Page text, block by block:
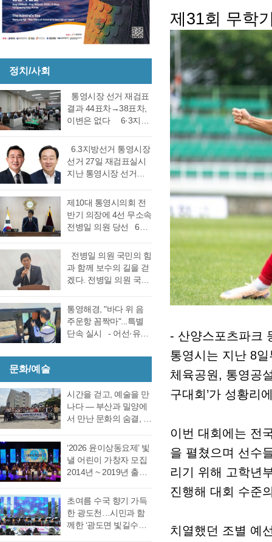
정치/사회
통영시장 선거 재검표
결과 44표차→38표차,
이변은 없다 6·3지방
검표 결과 강석주 시장
이 38표차로 6표가 변
동되었으나 천영기 당
는 창원시 성산구에 있
는 도선관위 청사 6층
대회의실에서 실시한
차에서 38표차로 더불
어민주당 강석주 시장
이 국민의힘 천영기 전
보는 기존과 동일, 천영
기 후보는 기존보다 6표
증가했다. 이로써 두 후
6.3지방선거 통영시장
선거 27일 재검표실시
지난 통영시장 선거에
서 0.06%(44표) 차이로
당락이 갈렸던 6.3지방
선거 통영시장선거 결
과에 대한 천영기 후보
드려져 경남선관위가
재검표를 결정했다. 경
남 선거관리위원회가
난 6·3 지방선거에서 44
표 차이로 당락이 갈린
통영시장 선거에 대한
남 선관위에서 하기로
27일 오후 2시 경남도
선관위 청사 6층 회의실
에서 전량 수작…
제10대 통영시의회 전
반기 의장에 4선 무소속
전병일 의원 당선 6일
거를 위한 제244회 임
시회를에서 4선 전병일
의원이 전반기 의장에
결을 펼친 무소속 전병
일 의원이 각각 등록해
정견 발표 이후 곧바로
원 7표로 통영시의회
회의규칙에 따른 재적
의원 과반수 득표자가
나오지 않았고 2차 투표
에서도 1차투료와 같이
정…
전병일 의원 국민의 힘
과 함께 보수의 길을 걷
겠다. 전병일 의원 국민
통영시 가선거구 전병
일 의원이 1일 오전 통
영시청 브리핑 룸에서
기자회견을 열고 통영
소회를 밝혔다. 전병일
위원은 “지난 지방선거
에서 대한민국 보수의
텃밭이라고 평가받던
시의회 개원 이후 처음
으로 진보진영인 민주
당이 과반 의석을 차지
었다. 이에 먼저 평생 보
수를 자처하던 저의 부
족함을 질책하…
통영해경, "바다 위 음
주운항 꼼짝마"...특별
단속 실시 - 어선·유도
대상, 음주운항 근절 총
여름철 해양관광객 증
가와 금어기 해제에 따
른 출어선 증가로 음주
운항 사고 발생이 우려
부터 8월 28일(금)까지
71일간 음주운항 특별
단속을 실시한다고 밝
혔다. 최근 3년간
음주운항 단속 현황을
분석한 결과, 본격적인
조업이 시작되는 봄철
문화/예술
시간을 걷고, 예술을 만
나다 ― 부산과 밀양에
서 만난 문화의 숨결, 그
은 길을 따라 움직이지
만, 마음은 시간을 따라
걷는다. 어떤 여행은 낯
선 풍경을 만나기 위해
래도록 마음속에 품어
온 질문의 답을 찾기 위
해 길을 나선다. 이번 여
‘2026 윤이상동요제’ 빛
낼 어린이 가창자 모집
2014년 ~ 2019년 출생
가능 통영국제음악재
단(이사장 강석주)이 오
는 9월 19일 개최하는
초여름 수국 향기 가득
한 광도천…시민과 함
께한 ‘광도면 빛길수국
제31회 무학
- 산양스포츠파크
통영시는 지난 8
체육공원, 통영공
구대회’가 성황리
이번 대회에는 전
을 펼쳤으며 선수
리기 위해 고학년
진행해 대회 수준
치열했던 조별 예